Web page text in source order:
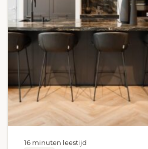
16 minuten leestijd